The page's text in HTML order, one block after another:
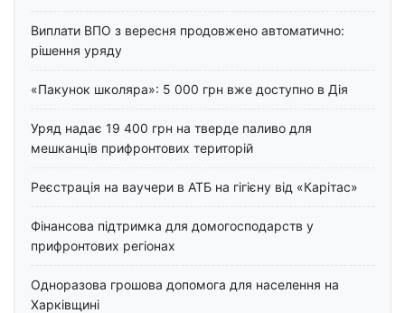
Виплати ВПО з вересня продовжено автоматично:
рішення уряду
«Пакунок школяра»: 5 000 грн вже доступно в Дія
Уряд надає 19 400 грн на тверде паливо для
мешканців прифронтових територій
Реєстрація на ваучери в АТБ на гігієну від «Карітас»
Фінансова підтримка для домогосподарств у
прифронтових регіонах
Одноразова грошова допомога для населення на
Харківщині